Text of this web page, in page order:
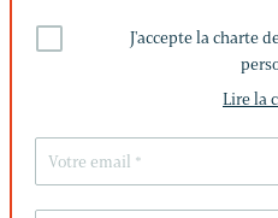
J'accepte la charte
Lire la